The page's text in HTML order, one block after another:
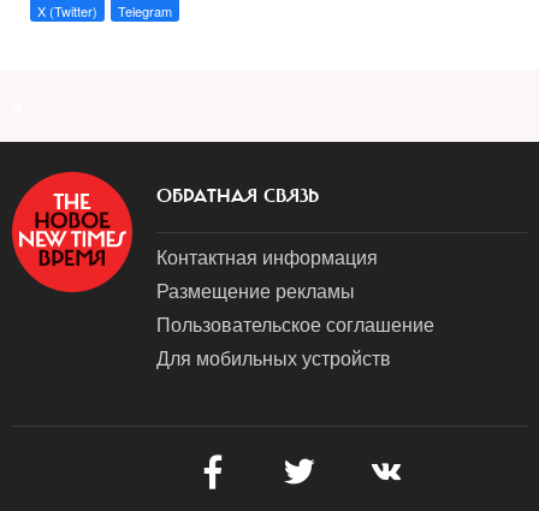
X (Twitter) Telegram
ОБРАТНАЯ СВЯЗЬ
Контактная информация
Размещение рекламы
Пользовательское соглашение
Для мобильных устройств